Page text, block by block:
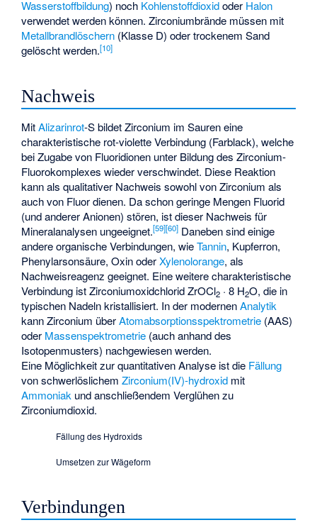
Wasserstoffbildung) noch Kohlenstoffdioxidoder Halon
verwendet werden können. Zirconiumbrände müssen mit
Metallbrandlöschern (Klasse D) oder trockenem Sand
gelöscht werden.[10]
Nachweis
MitAlizarinrot-S bildet Zirconium im Sauren eine
charakteristische rot-violette Verbindung (Farblack), welche
bei Zugabe von Fluoridionen unter Bildung des Zirconium-
Fluorokomplexes wieder verschwindet. Diese Reaktion
kann als qualitativer Nachweis sowohl von Zirconium als
auch von Fluor dienen. Da schon geringe Mengen Fluorid
(und anderer Anionen) stören, ist dieser Nachweis für
Mineralanalysen ungeeignet.[59][60] Daneben sind einige
andere organische Verbindungen, wieTannin, Kupferron,
Phenylarsonsäure,OxinoderXylenolorange, als
Nachweisreagenz geeignet. Eine weitere charakteristische
Verbindung ist Zirconiumoxidchlorid ZrOCl2 · 8 H2O, die in
typischen Nadeln kristallisiert. In der modernenAnalytik
kann Zirconium überAtomabsorptionsspektrometrie (AAS)
oder Massenspektrometrie (auch anhand des
Isotopenmusters) nachgewiesen werden.
Eine Möglichkeit zur quantitativen Analyse ist die Fällung
von schwerlöslichemZirconium(IV)-hydroxid mit
Ammoniak und anschließendem Verglühen zu
Zirconiumdioxid.
Fällung des Hydroxids
Umsetzen zur Wägeform
Verbindungen